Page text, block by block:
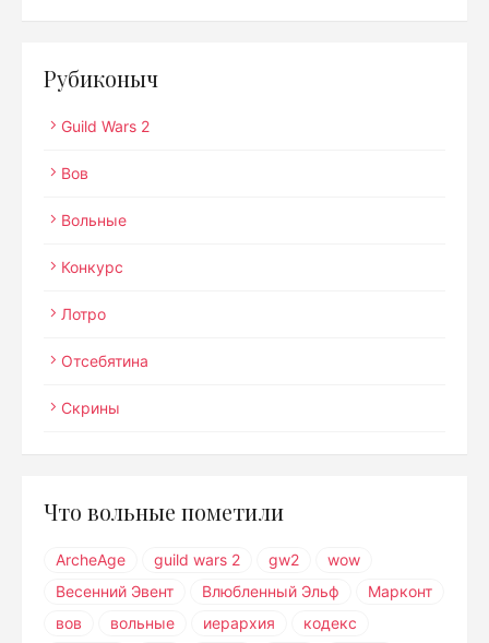
Рубиконыч
Guild Wars 2
Вов
Вольные
Конкурс
Лотро
Отсебятина
Скрины
Что вольные пометили
ArcheAge guild wars 2 gw2
wow
Весенний Эвент
Влюбленный Эльф
Марконт
вов
вольные иерархия кодекс